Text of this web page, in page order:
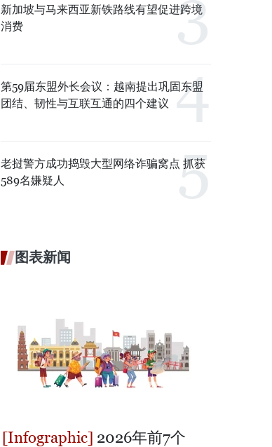
新加坡与马来西亚新铁路线有望促进跨境
消费
第59届东盟外长会议：越南提出巩固东盟
团结、韧性与互联互通的四个建议
老挝警方成功捣毁大型网络诈骗窝点 抓获
589名嫌疑人
图表新闻
2026年前7个